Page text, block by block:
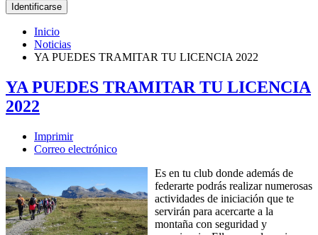
Identificarse
Inicio
Noticias
YA PUEDES TRAMITAR TU LICENCIA 2022
YA PUEDES TRAMITAR TU LICENCIA
2022
Imprimir
Correo electrónico
Es en tu club donde además de
federarte podrás realizar numerosas
actividades de iniciación que te
servirán para acercarte a la
montaña con seguridad y